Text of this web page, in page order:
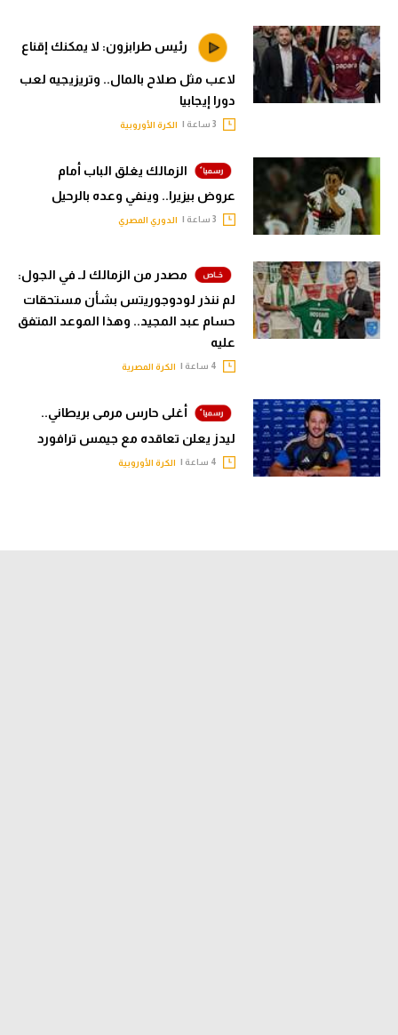
رئيس طرابزون: لا يمكنك إقناع
لاعب مثل صلاح بالمال.. وتريزيجيه لعب
دورا إيجابيا
الكرة الأوروبية
الزمالك يغلق الباب أمام
عروض بيزيرا.. وينفي وعده بالرحيل
الدوري المصري
مصدر من الزمالك لـ في الجول:
لم ننذر لودوجوريتس بشأن مستحقات
حسام عبد المجيد.. وهذا الموعد المتفق
عليه
الكرة المصرية
أغلى حارس مرمى بريطاني..
ليدز يعلن تعاقده مع جيمس ترافورد
الكرة الأوروبية